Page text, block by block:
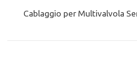
Cablaggio per Multivalvola